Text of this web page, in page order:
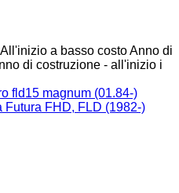
All'inizio a basso costoAnno di
di costruzione - all'inizio i